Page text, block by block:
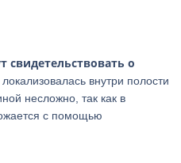
свидетельствовать о
локализовалась внутри полости
несложно, так как в
с помощью